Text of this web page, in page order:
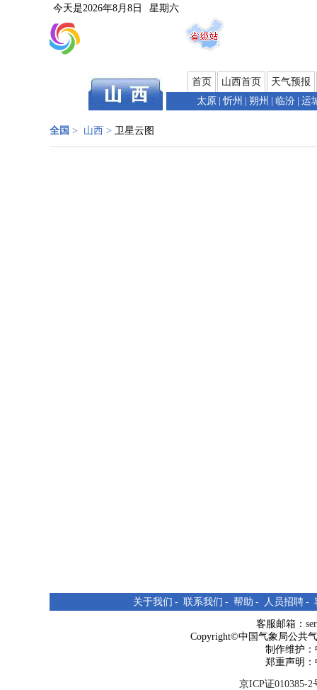
今天是2026年8月8日 星期六
首页 山西首页
天气预报
太原
忻州 朔州 临汾 运
全国 > 山西 > 卫星云图
关于我们 - 联系我们 - 帮助 - 人员招聘 -
客服邮箱：
Copyright©中国气象局公共
制作维护
郑重声明
京ICP证010385-2